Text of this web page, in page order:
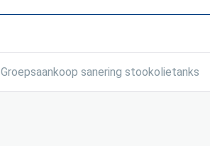
Groepsaankoop sanering stookolietanks